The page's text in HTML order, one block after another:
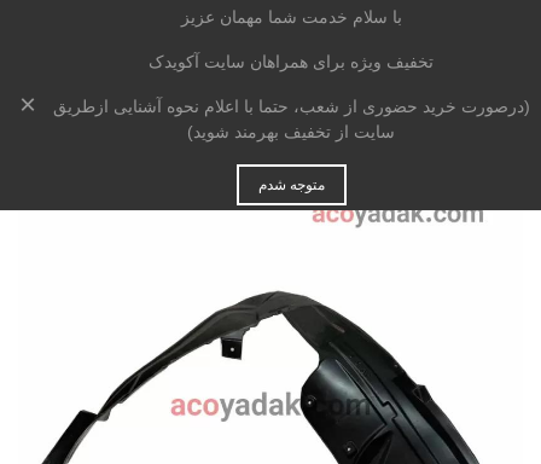
خانه > بدنه > شلگیر > شلگیر جلو راست جک S5 NEW
با سلام خدمت شما مهمان عزیز
تخفیف ویژه برای همراهان سایت آکویدک
(درصورت خرید حضوری از شعب، حتما با اعلام نحوه آشنایی ازطریق
سایت از تخفیف بهرمند شوید)
متوجه شدم
×